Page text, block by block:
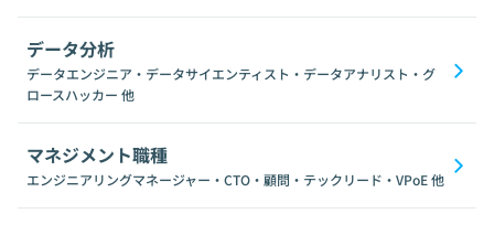
データ分析
データエンジニア・データサイエンティスト・データアナリスト・グ
ロースハッカー 他
マネジメント職種
エンジニアリングマネージャー・CTO・顧問・テックリード・VPoE他